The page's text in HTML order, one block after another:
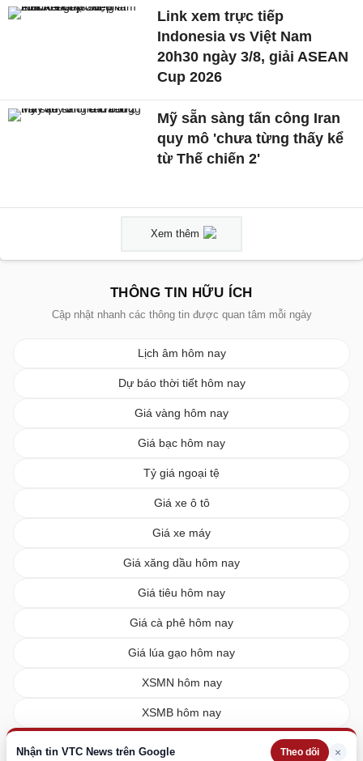
Nhận tin VTC News trên Google Theo dõi ×
Link xem trực tiếp
Indonesia vs Việt Nam
20h30 ngày 3/8, giải ASEAN
Cup 2026
Mỹ sẵn sàng tấn công Iran
quy mô 'chưa từng thấy kể
từ Thế chiến 2'
Xem thêm
THÔNG TIN HỮU ÍCH
Cập nhật nhanh các thông tin được quan tâm mỗi ngày
Lịch âm hôm nay
Dự báo thời tiết hôm nay
Giá vàng hôm nay
Giá bạc hôm nay
Tỷ giá ngoại tệ
Giá xe ô tô
Giá xe máy
Giá xăng dầu hôm nay
Giá tiêu hôm nay
Giá cà phê hôm nay
Giá lúa gạo hôm nay
XSMN hôm nay
XSMB hôm nay